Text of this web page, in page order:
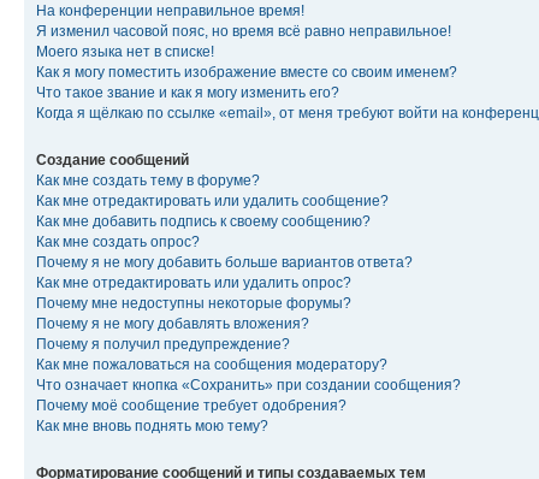
На конференции неправильное время!
Я изменил часовой пояс, но время всё равно неправильное!
Моего языка нет в списке!
Как я могу поместить изображение вместе со своим именем?
Что такое звание и как я могу изменить его?
Когда я щёлкаю по ссылке «email», от меня требуют войти на
Создание сообщений
Как мне создать тему в форуме?
Как мне отредактировать или удалить сообщение?
Как мне добавить подпись к своему сообщению?
Как мне создать опрос?
Почему я не могу добавить больше вариантов ответа?
Как мне отредактировать или удалить опрос?
Почему мне недоступны некоторые форумы?
Почему я не могу добавлять вложения?
Почему я получил предупреждение?
Как мне пожаловаться на сообщения модератору?
Что означает кнопка «Сохранить» при создании сообщения?
Почему моё сообщение требует одобрения?
Как мне вновь поднять мою тему?
Форматирование сообщений и типы создаваемых тем